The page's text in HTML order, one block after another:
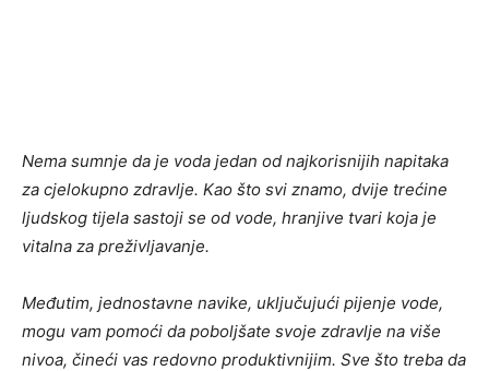
Nema sumnje da je voda jedan od najkorisnijih napitaka
za cjelokupno zdravlje. Kao što svi znamo, dvije trećine
ljudskog tijela sastoji se od vode, hranjive tvari koja je
vitalna za preživljavanje.
Međutim, jednostavne navike, uključujući pijenje vode,
mogu vam pomoći da poboljšate svoje zdravlje na više
nivoa, čineći vas redovno produktivnijim. Sve što treba da